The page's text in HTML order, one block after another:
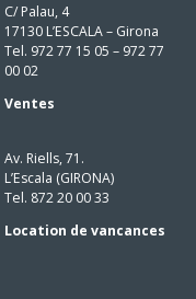
C/ Palau, 4
17130 L’ESCALA – Girona
Tel. 972 77 15 05 – 972 77
00 02
Ventes
Av. Riells, 71.
L’Escala (GIRONA)
Tel. 872 20 00 33
Location de vancances